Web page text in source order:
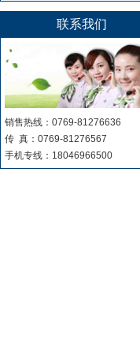
联系我们
销售热线：0769-81276636
传 真：0769-81276567
手机专线：18046966500